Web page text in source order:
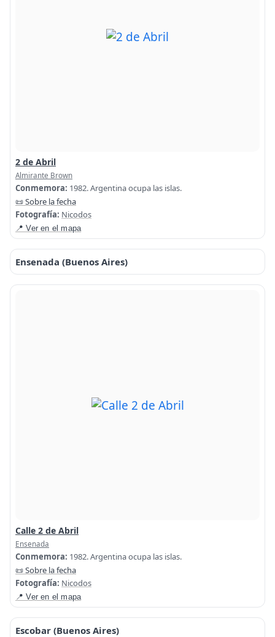
2 de Abril
Almirante Brown
Conmemora: 1982. Argentina ocupa las islas.
📜 Sobre la fecha
Fotografía: Nicodos
📍 Ver en el mapa
Ensenada (Buenos Aires)
Calle 2 de Abril
Ensenada
Conmemora: 1982. Argentina ocupa las islas.
📜 Sobre la fecha
Fotografía: Nicodos
📍 Ver en el mapa
Escobar (Buenos Aires)